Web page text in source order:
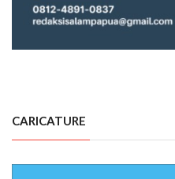
CARICATURE